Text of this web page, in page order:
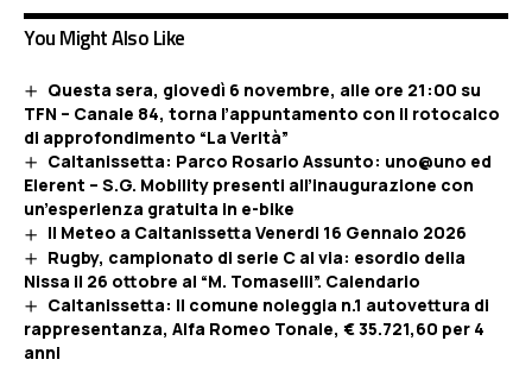
You Might Also Like
Questa sera, giovedì 6 novembre, alle ore 21:00 su
TFN – Canale 84, torna l’appuntamento con il rotocalco
di approfondimento “La Verità”
Caltanissetta: Parco Rosario Assunto: uno@uno ed
Elerent – S.G. Mobility presenti all’inaugurazione con
un’esperienza gratuita in e-bike
Il Meteo a Caltanissetta Venerdi 16 Gennaio 2026
Rugby, campionato di serie C al via: esordio della
Nissa il 26 ottobre al “M. Tomaselli”. Calendario
Caltanissetta: Il comune noleggia n.1 autovettura di
rappresentanza, Alfa Romeo Tonale, € 35.721,60 per 4
anni